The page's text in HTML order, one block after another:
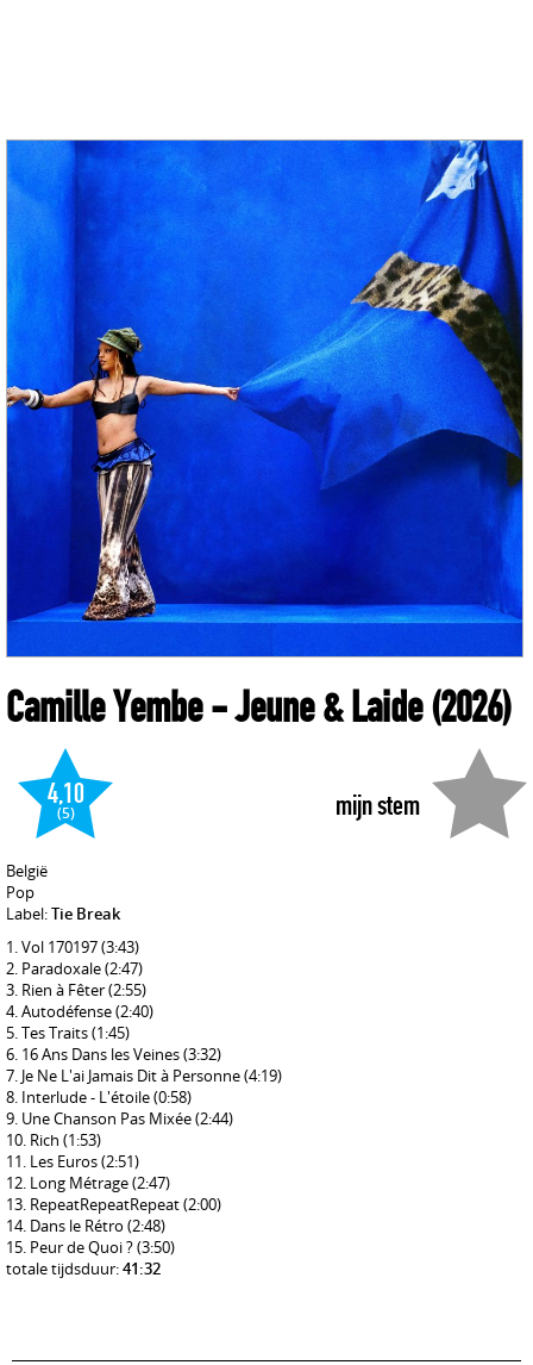
Camille Yembe- Jeune & Laide(2026)
mijn stem
4,10
(5)
België
Pop
Label:Tie Break
Vol 170197(3:43)
Paradoxale(2:47)
Rien à Fêter(2:55)
Autodéfense(2:40)
Tes Traits(1:45)
16 Ans Dans les Veines(3:32)
Je Ne L'ai Jamais Dit à Personne(4:19)
Interlude - L'étoile(0:58)
Une Chanson Pas Mixée(2:44)
Rich (1:53)
Les Euros(2:51)
Long Métrage(2:47)
RepeatRepeatRepeat(2:00)
Dans le Rétro (2:48)
Peur de Quoi ?(3:50)
totale tijdsduur:41:32